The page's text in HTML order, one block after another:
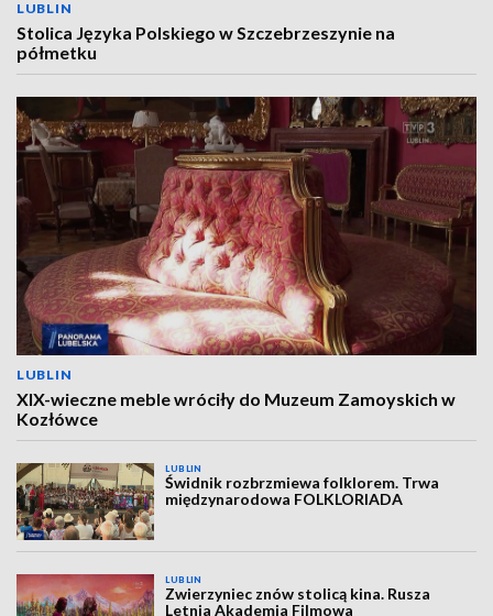
LUBLIN
Stolica Języka Polskiego w Szczebrzeszynie na
półmetku
LUBLIN
XIX-wieczne meble wróciły do Muzeum Zamoyskich w
Kozłówce
LUBLIN
Świdnik rozbrzmiewa folklorem. Trwa
międzynarodowa FOLKLORIADA
LUBLIN
Zwierzyniec znów stolicą kina. Rusza
Letnia Akademia Filmowa